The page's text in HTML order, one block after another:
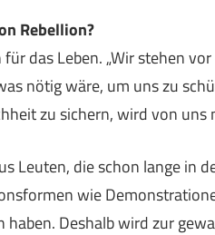
Rebellion?
das Leben. „Wir stehen
nötig wäre, um uns zu
zu sichern, wird von uns
Leuten, die schon lange in
wie
Deshalb wird zur